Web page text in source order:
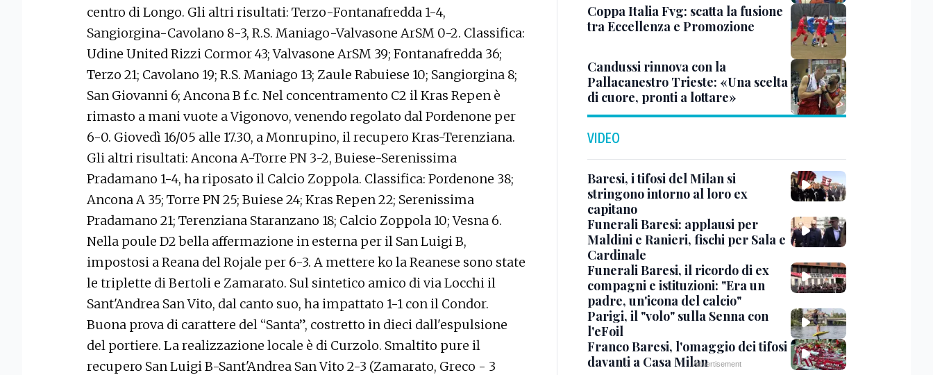
centro di Longo. Gli altri risultati: Terzo-Fontanafredda 1-4,
Sangiorgina-Cavolano 8-3, R.S. Maniago-Valvasone ArSM 0-2. Classifica:
Udine United Rizzi Cormor 43; Valvasone ArSM 39; Fontanafredda 36;
Terzo 21; Cavolano 19; R.S. Maniago 13; Zaule Rabuiese 10; Sangiorgina 8;
San Giovanni 6; Ancona B f.c. Nel concentramento C2 il Kras Repen è
rimasto a mani vuote a Vigonovo, venendo regolato dal Pordenone per
6-0. Giovedì 16/05 alle 17.30, a Monrupino, il recupero Kras-Terenziana.
Gli altri risultati: Ancona A-Torre PN 3-2, Buiese-Serenissima
Pradamano 1-4, ha riposato il Calcio Zoppola. Classifica: Pordenone 38;
Ancona A 35; Torre PN 25; Buiese 24; Kras Repen 22; Serenissima
Pradamano 21; Terenziana Staranzano 18; Calcio Zoppola 10; Vesna 6.
Nella poule D2 bella affermazione in esterna per il San Luigi B,
impostosi a Reana del Rojale per 6-3. A mettere ko la Reanese sono state
le triplette di Bertoli e Zamarato. Sul sintetico amico di via Locchi il
Sant'Andrea San Vito, dal canto suo, ha impattato 1-1 con il Condor.
Buona prova di carattere del “Santa”, costretto in dieci dall'espulsione
del portiere. La realizzazione locale è di Curzolo. Smaltito pure il
recupero San Luigi B-Sant'Andrea San Vito 2-3 (Zamarato, Greco - 3
Coppa Italia Fvg: scatta la fusione
tra Eccellenza e Promozione
Candussi rinnova con la
Pallacanestro Trieste: «Una scelta
di cuore, pronti a lottare»
VIDEO
Baresi, i tifosi del Milan si
stringono intorno al loro ex
capitano
Funerali Baresi: applausi per
Maldini e Ranieri, fischi per Sala e
Cardinale
Funerali Baresi, il ricordo di ex
compagni e istituzioni: "Era un
padre, un'icona del calcio"
Parigi, il "volo" sulla Senna con
l'eFoil
Franco Baresi, l'omaggio dei tifosi
davanti a Casa Milan